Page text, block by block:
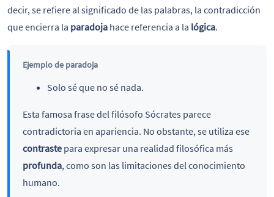
decir, se refiere al significado de las palabras, la contradicción
que encierra la paradoja hace referencia a la lógica.
Ejemplo de paradoja
Solo sé que no sé nada.
Esta famosa frase del filósofo Sócrates parece
contradictoria en apariencia. No obstante, se utiliza ese
contrastepara expresar una realidad filosófica más
profunda, como son las limitaciones del conocimiento
humano.